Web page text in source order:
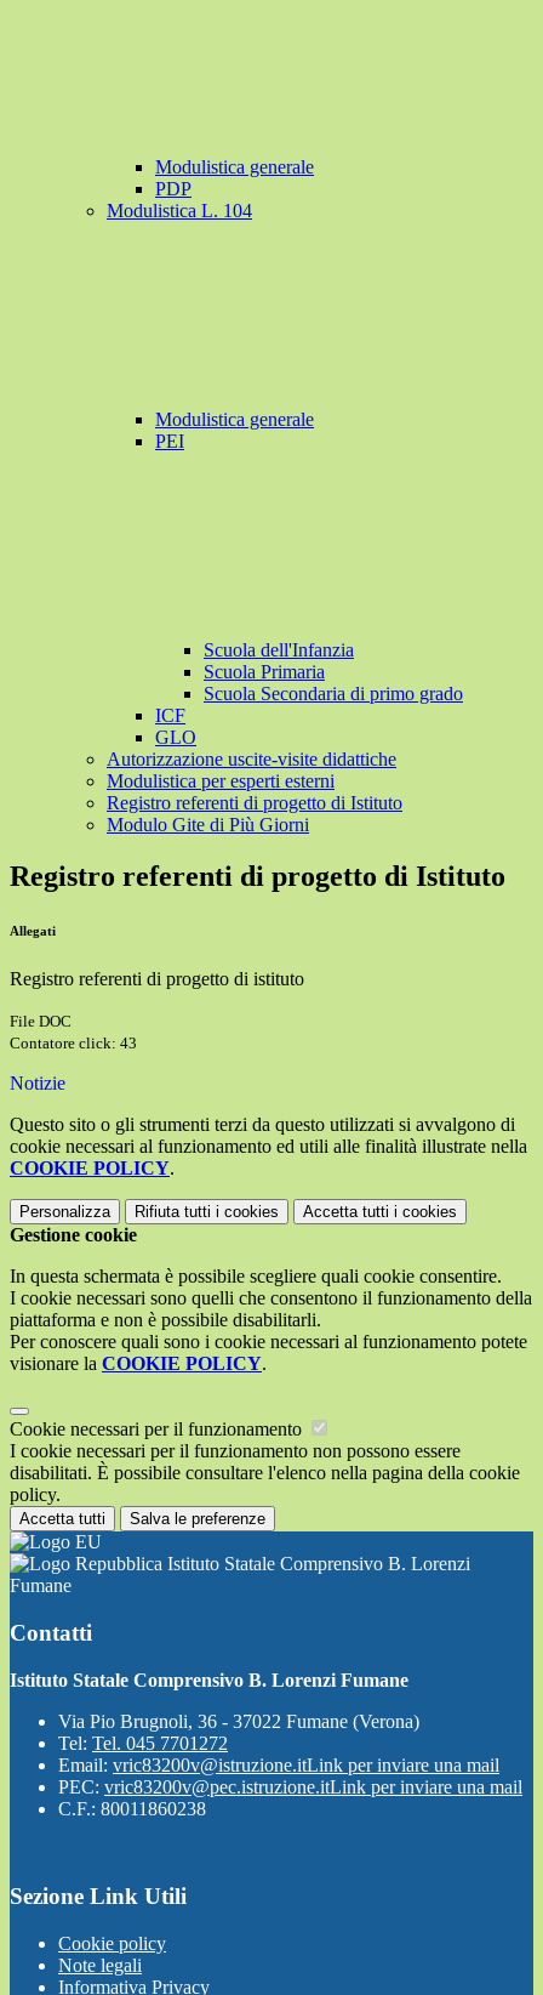
Modulistica generale
PDP
Modulistica L. 104
Modulistica generale
PEI
Scuola dell'Infanzia
Scuola Primaria
Scuola Secondaria di primo grado
ICF
GLO
Autorizzazione uscite-visite didattiche
Modulistica per esperti esterni
Registro referenti di progetto di Istituto
Modulo Gite di Più Giorni
Registro referenti di progetto di Istituto
Allegati
Registro referenti di progetto di istituto
File DOC
Contatore click: 43
Notizie
Questo sito o gli strumenti terzi da questo utilizzati si avvalgono di
cookie necessari al funzionamento ed utili alle finalità illustrate nella
COOKIE POLICY.
Personalizza Rifiuta tutti i cookies Accetta tutti i cookies
Gestione cookie
In questa schermata è possibile scegliere quali cookie consentire.
I cookie necessari sono quelli che consentono il funzionamento della
piattaforma e non è possibile disabilitarli.
Per conoscere quali sono i cookie necessari al funzionamento potete
visionare la COOKIE POLICY.
Cookie necessari per il funzionamento
I cookie necessari per il funzionamento non possono essere
disabilitati. È possibile consultare l'elenco nella pagina della cookie
policy.
Accetta tutti Salva le preferenze
Istituto Statale Comprensivo B. Lorenzi
Fumane
Contatti
Istituto Statale Comprensivo B. Lorenzi Fumane
Via Pio Brugnoli, 36 - 37022 Fumane (Verona)
Tel: Tel. 045 7701272
Email: vric83200v@istruzione.itLink per inviare una mail
PEC: vric83200v@pec.istruzione.itLink per inviare una mail
C.F.: 80011860238
Sezione Link Utili
Cookie policy
Note legali
Informativa Privacy